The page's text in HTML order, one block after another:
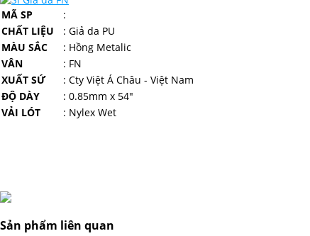
MÃ SP
:
CHẤT LIỆU
: Giả da PU
MÀU SẮC
: Hồng Metalic
VÂN
: FN
XUẤT SỨ
: Cty Việt Á Châu - Việt Nam
ĐỘ DÀY
: 0.85mm x 54"
VẢI LÓT
: Nylex Wet
Sản phẩm liên quan